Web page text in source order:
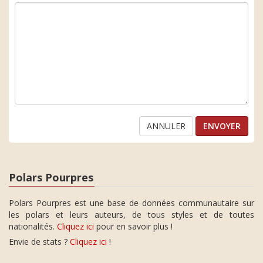
ANNULER
Polars Pourpres
Polars Pourpres est une base de données communautaire sur
les polars et leurs auteurs, de tous styles et de toutes
nationalités. Cliquez ici pour en savoir plus !
Envie de stats ? Cliquez ici !